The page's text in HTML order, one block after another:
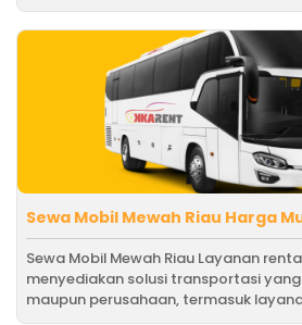
Sewa Mobil Mewah Riau Harga
Sewa Mobil Mewah Riau Layanan
menyediakan solusi transportasi
maupun perusahaan, termasuk